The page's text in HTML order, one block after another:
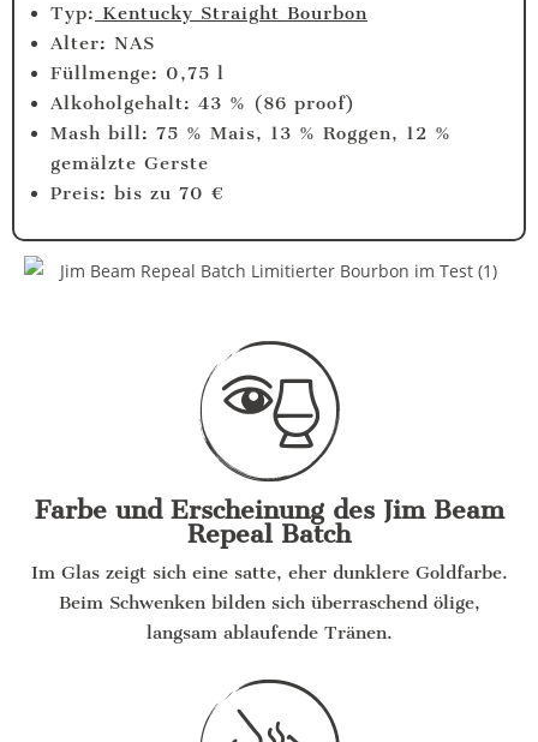
Typ: Kentucky Straight Bourbon
Alter: NAS
Füllmenge: 0,75 l
Alkoholgehalt: 43 % (86 proof)
Mash bill: 75 % Mais, 13 % Roggen, 12 %
gemälzte Gerste
Preis: bis zu 70 €
Farbe und Erscheinung des Jim Beam
Repeal Batch
Im Glas zeigt sich eine satte, eher dunklere Goldfarbe.
Beim Schwenken bilden sich überraschend ölige,
langsam ablaufende Tränen.